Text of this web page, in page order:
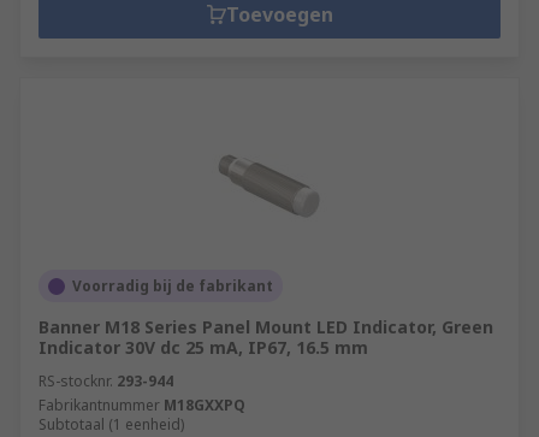
Toevoegen
Voorradig bij de fabrikant
Banner M18 Series Panel Mount LED Indicator, Green
Indicator 30V dc 25 mA, IP67, 16.5 mm
RS-stocknr. 293-944
Fabrikantnummer M18GXXPQ
Subtotaal (1 eenheid)